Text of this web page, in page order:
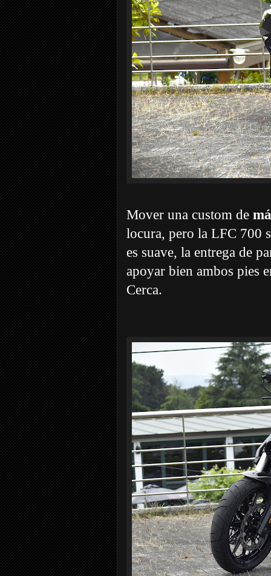
Mover una custom de
locura, pero la LFC 700
es suave, la entrega de
apoyar bien ambos pies
Cerca.